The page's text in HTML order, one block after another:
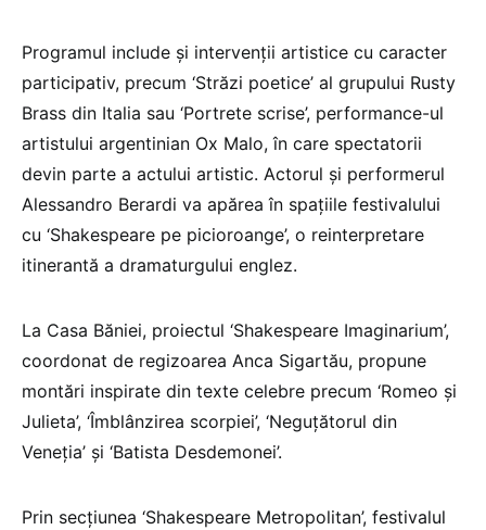
Programul include şi intervenţii artistice cu caracter
participativ, precum ‘Străzi poetice’ al grupului Rusty
Brass din Italia sau ‘Portrete scrise’, performance-ul
artistului argentinian Ox Malo, în care spectatorii
devin parte a actului artistic. Actorul şi performerul
Alessandro Berardi va apărea în spaţiile festivalului
cu ‘Shakespeare pe picioroange’, o reinterpretare
itinerantă a dramaturgului englez.
La Casa Băniei, proiectul ‘Shakespeare Imaginarium’,
coordonat de regizoarea Anca Sigartău, propune
montări inspirate din texte celebre precum ‘Romeo şi
Julieta’, ‘Îmblânzirea scorpiei’, ‘Neguţătorul din
Veneţia’ şi ‘Batista Desdemonei’.
Prin secţiunea ‘Shakespeare Metropolitan’, festivalul